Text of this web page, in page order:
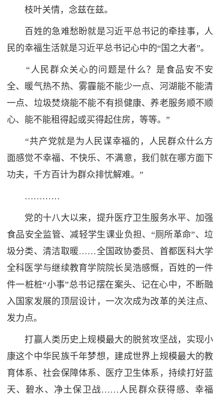
枝叶关情，念兹在兹。
百姓的急难愁盼就是习近平总书记的牵挂事，人
民的幸福生活就是习近平总书记心中的“国之大者”。
“人民群众关心的问题是什么？是食品安不安
全、暖气热不热、雾霾能不能少一点、河湖能不能清
一点、垃圾焚烧能不能不有损健康、养老服务顺不顺
心、能不能租得起或买得起住房，等等。”
“共产党就是为人民谋幸福的，人民群众什么方
面感觉不幸福、不快乐、不满意，我们就在哪方面下
功夫，千方百计为群众排忧解难。”
…………
党的十八大以来，提升医疗卫生服务水平、加强
食品安全监管、减轻学生课业负担、“厕所革命”、垃
圾分类、清洁取暖……全国政协委员、首都医科大学
全科医学与继续教育学院院长吴浩感慨，百姓的一件
件一桩桩“小事”总书记摆在案头、记在心中，不断融
入国家发展的顶层设计，一次次成为改革的关注点、
发力点。
打赢人类历史上规模最大的脱贫攻坚战，实现小
康这个中华民族千年梦想，建成世界上规模最大的教
育体系、社会保障体系、医疗卫生体系，持续打好蓝
天、碧水、净土保卫战……人民群众获得感、幸福